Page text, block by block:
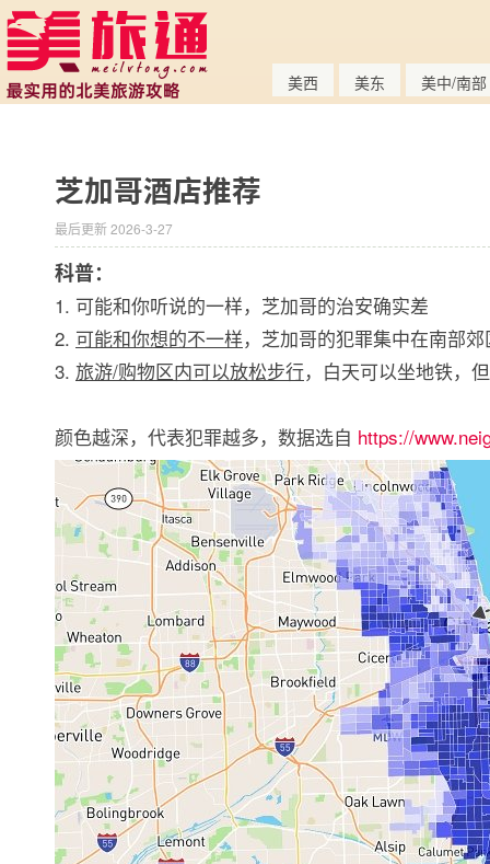
美西 美东 美中/南部
芝加哥酒店推荐
最后更新 2026-3-27
科普：
1. 可能和你听说的一样，芝加哥的治安确实差
2. 可能和你想的不一样，芝加哥的犯罪集中在南部
3. 旅游/购物区内可以放松步行，白天可以坐地铁，
颜色越深，代表犯罪越多，数据选自 https://